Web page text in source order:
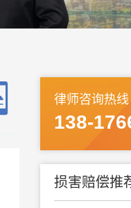
律师咨询热线
138-
损害赔偿推